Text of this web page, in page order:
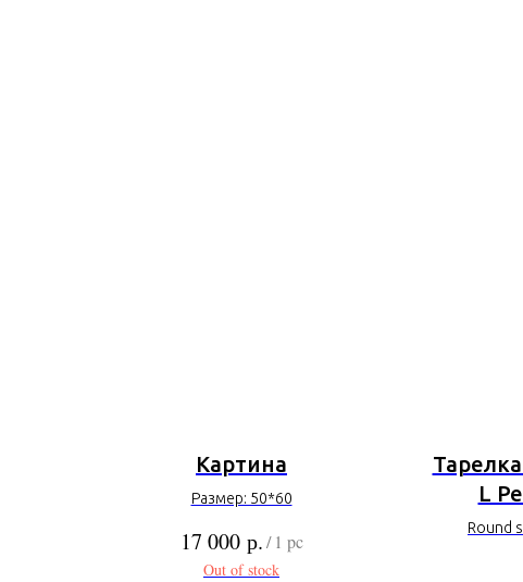
Картина
Размер: 50*60
17 000 р./ 1 pc
Out of stock
L
Round